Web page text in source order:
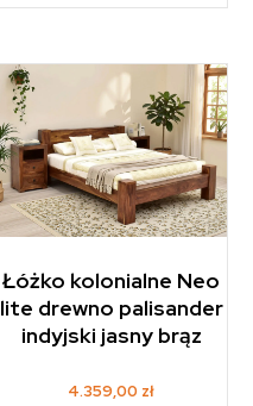
Łóżko kolonialne Neo
lite drewno palisander
indyjski jasny brąz
4.359,00 zł